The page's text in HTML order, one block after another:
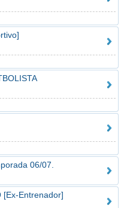
06/07.
[Ex-Entrenador]